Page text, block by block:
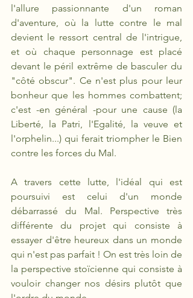
l'allure passionnante d'un roman
d'aventure, où la lutte contre le mal
devient le ressort central de l'intrigue,
et où chaque personnage est placé
devant le péril extrême de basculer du
"côté obscur". Ce n'est plus pour leur
bonheur que les hommes combattent;
c'est -en général -pour une cause (la
Liberté, la Patri, l'Egalité, la veuve et
l'orphelin...) qui ferait triompher le Bien
contre les forces du Mal.
A travers cette lutte, l'idéal qui est
poursuivi est celui d'un monde
débarrassé du Mal. Perspective très
différente du projet qui consiste à
essayer d'être heureux dans un monde
qui n'est pas parfait ! On est très loin de
la perspective stoïcienne qui consiste à
vouloir changer nos désirs plutôt que